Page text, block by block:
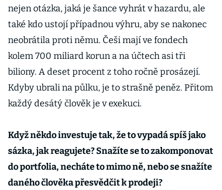
nejen otázka, jaká je šance vyhrát v hazardu, ale
také kdo ustojí případnou výhru, aby se nakonec
neobrátila proti němu. Češi mají ve fondech
kolem 700 miliard korun a na účtech asi tři
biliony. A deset procent z toho ročně prosázejí.
Kdyby ubrali na půlku, je to strašně peněz. Přitom
každý desátý člověk je v exekuci.
Když někdo investuje tak, že to vypadá spíš jako
sázka, jak reagujete? Snažíte se to zakomponovat
do portfolia, necháte to mimo ně, nebo se snažíte
daného člověka přesvědčit k prodeji?